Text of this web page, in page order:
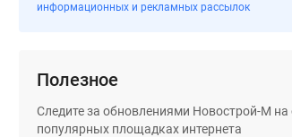
информационных и рекламных рассылок
Полезное
Следите за обновлениями Новострой-М
популярных площадках интернета